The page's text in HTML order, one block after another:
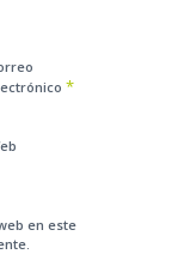
*
en este